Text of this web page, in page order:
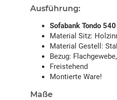
Ausführung:
Sofabank Tondo 540
Material Sitz:
Material Gestell:
Bezug:
Freistehend
Montierte Ware!
Maße